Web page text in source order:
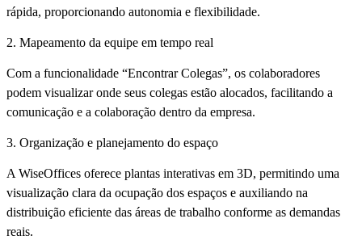
rápida, proporcionando autonomia e flexibilidade.
2. Mapeamento da equipe em tempo real
Com a funcionalidade “Encontrar Colegas”, os colaboradores
podem visualizar onde seus colegas estão alocados, facilitando a
comunicação e a colaboração dentro da empresa.
3. Organização e planejamento do espaço
A WiseOffices oferece plantas interativas em 3D, permitindo uma
visualização clara da ocupação dos espaços e auxiliando na
distribuição eficiente das áreas de trabalho conforme as demandas
reais.